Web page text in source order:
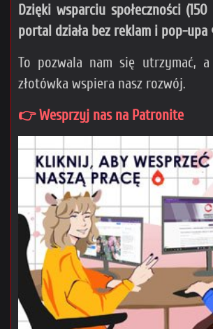
Dzięki wsparciu społeczności (150
portal działa bez reklam i pop-
To pozwala nam się utrzymać,
złotówka wspiera nasz rozwój.
👉 Wesprzyj nas na Patronite